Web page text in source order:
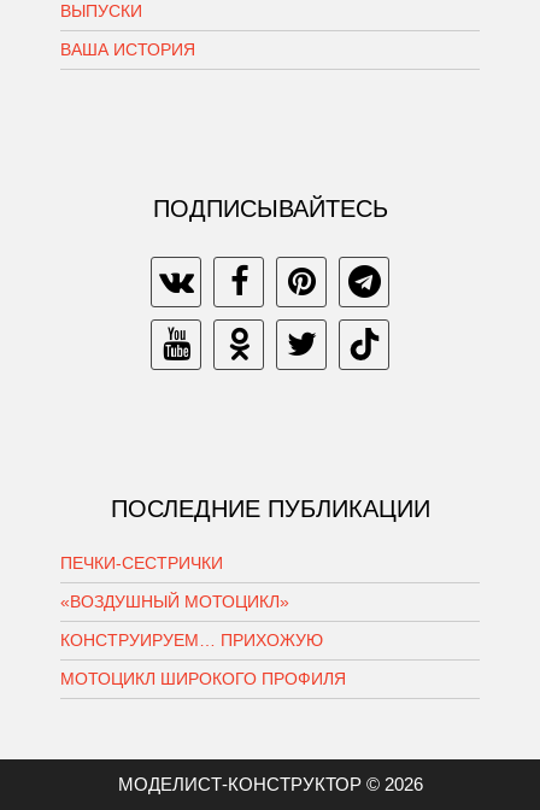
ВЫПУСКИ
ВАША ИСТОРИЯ
ПОДПИСЫВАЙТЕСЬ
ПОСЛЕДНИЕ ПУБЛИКАЦИИ
ПЕЧКИ-СЕСТРИЧКИ
«ВОЗДУШНЫЙ МОТОЦИКЛ»
КОНСТРУИРУЕМ… ПРИХОЖУЮ
МОТОЦИКЛ ШИРОКОГО ПРОФИЛЯ
МОДЕЛИСТ-КОНСТРУКТОР © 2026